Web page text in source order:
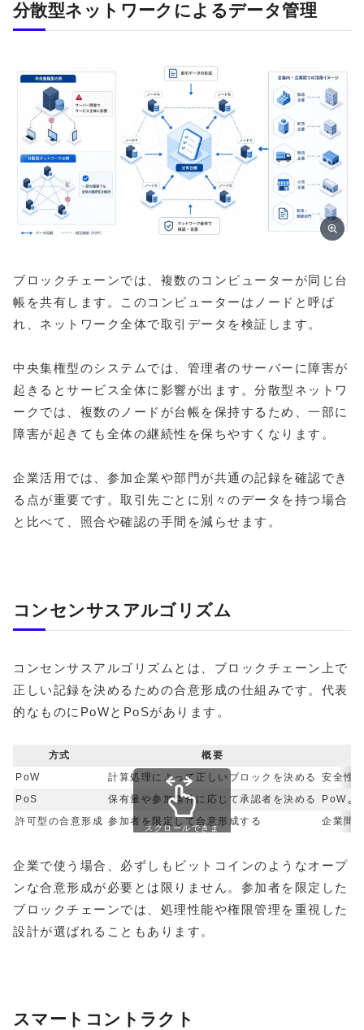
分散型ネットワークによるデータ管理
ブロックチェーンでは、複数のコンピューターが同じ台
帳を共有します。このコンピューターはノードと呼ば
れ、ネットワーク全体で取引データを検証します。
中央集権型のシステムでは、管理者のサーバーに障害が
起きるとサービス全体に影響が出ます。分散型ネットワ
ークでは、複数のノードが台帳を保持するため、一部に
障害が起きても全体の継続性を保ちやすくなります。
企業活用では、参加企業や部門が共通の記録を確認でき
る点が重要です。取引先ごとに別々のデータを持つ場合
と比べて、照合や確認の手間を減らせます。
コンセンサスアルゴリズム
コンセンサスアルゴリズムとは、ブロックチェーン上で
正しい記録を決めるための合意形成の仕組みです。代表
的なものにPoWとPoSがあります。
方式
概要
PoW
計算処理によって正しいブロックを決める
安全性
PoS
保有量や参加条件に応じて承認者を決める
PoWよ
許可型の合意形成 参加者を限定して合意形成する 企業間
スクロールできま
企業で使う場合、必ずしもビットコインのようなオープ
ンな合意形成が必要とは限りません。参加者を限定した
ブロックチェーンでは、処理性能や権限管理を重視した
設計が選ばれることもあります。
スマートコントラクト